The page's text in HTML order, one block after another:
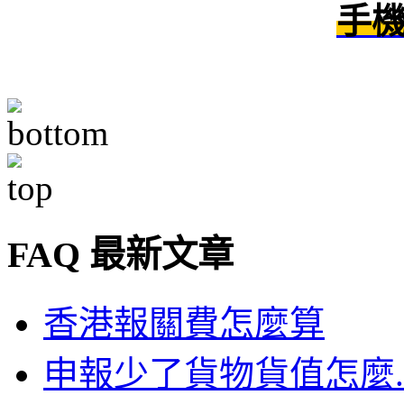
手
FAQ 最新文章
香港報關費怎麼算
申報少了貨物貨值怎麼